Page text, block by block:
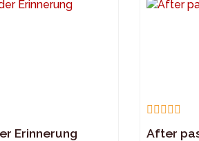
Erinnerung After